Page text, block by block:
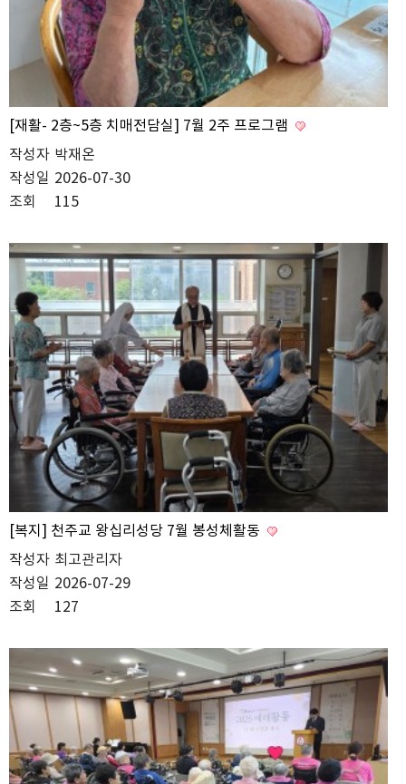
[재활- 2층~5층 치매전담실] 7월 2주 프로그램
작성자 박재온
작성일 2026-07-30
조회
115
[복지] 천주교 왕십리성당 7월 봉성체활동
작성자 최고관리자
작성일 2026-07-29
조회
127